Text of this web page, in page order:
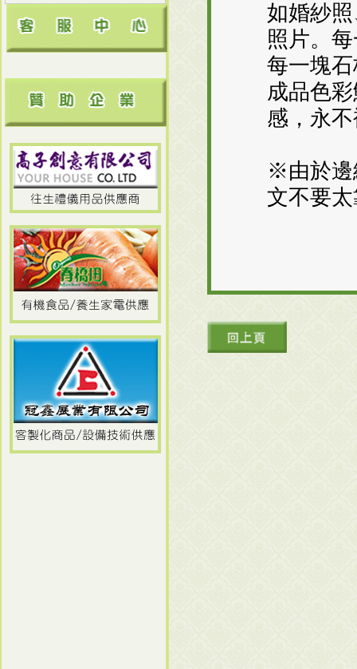
如婚紗
照片。
每一塊
成品色
感，永
※由於邊
文不要